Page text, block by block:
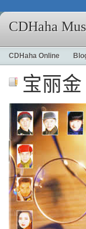
CDHaha
CDHaha Online
宝丽